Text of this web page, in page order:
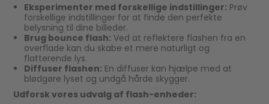
Eksperimenter med forskellige indstillinger: Prøv
forskellige indstillinger for at finde den perfekte
belysning til dine billeder.
Brug bounce flash: Ved at reflektere flashen fra en
overflade kan du skabe et mere naturligt og
flatterende lys.
Diffuser flashen: En diffuser kan hjælpe med at
blødgøre lyset og undgå hårde skygger.
Udforsk vores udvalg af flash-enheder: